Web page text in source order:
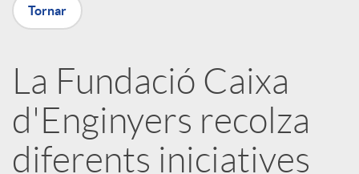
r
a
X
Tornar
La Fundació Caixa
d'Enginyers recolza
diferents iniciatives